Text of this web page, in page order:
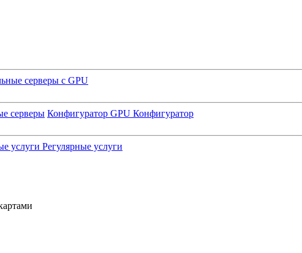
серверы с GPU
серверы Конфигуратор GPU Конфигуратор
услуги Регулярные услуги